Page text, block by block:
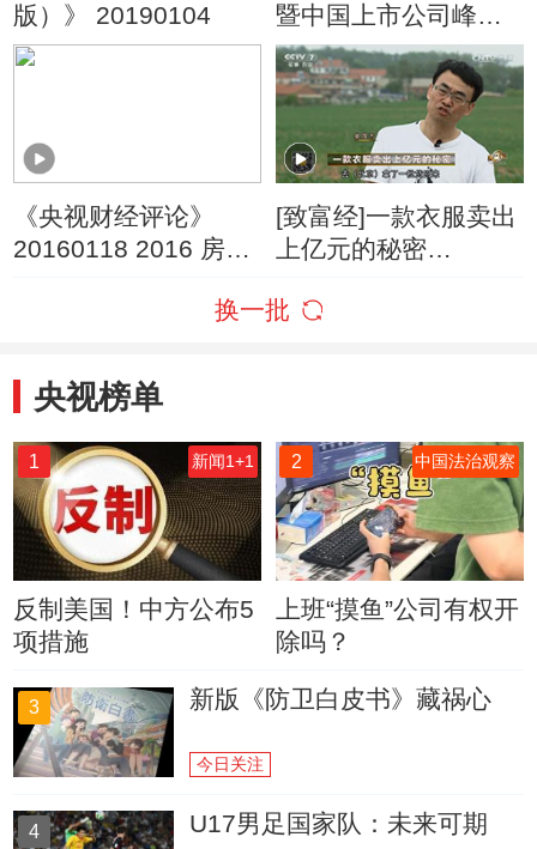
版）》 20190104
暨中国上市公司峰
会》 20181220 旅游
高质量 生活更美好
《央视财经评论》
20160118 2016 房价
[致富经]一款衣服卖出
上亿元的秘密
换一批
央视榜单
1 新闻1+1
反制美国！中方公布5
项措施
2 中国法治观察
上班“摸鱼”公司有权开
除吗？
3 新版《防卫白皮书》藏祸心
今日关注
4 U17男足国家队：未来可期